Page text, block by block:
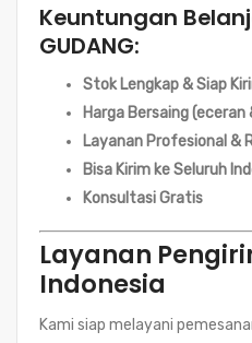
Keuntungan
GUDANG:
Stok Lengkap & Siap
Harga Bersaing (eceran
Layanan Profesional &
Bisa Kirim ke Seluruh
Konsultasi Gratis
Layanan
Indonesia
Kami siap melayani